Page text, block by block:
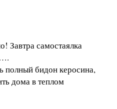
Завтра самостаялка
полный бидон керосина,
дома в теплом